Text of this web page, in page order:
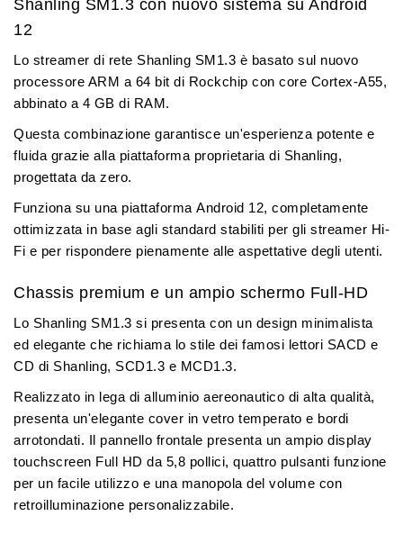
Shanling SM1.3 con nuovo sistema su Android
12
Lo streamer di rete Shanling SM1.3 è basato sul nuovo
processore ARM a 64 bit di Rockchip con core Cortex-A55,
abbinato a 4 GB di RAM.
Questa combinazione garantisce un'esperienza potente e
fluida grazie alla piattaforma proprietaria di Shanling,
progettata da zero.
Funziona su una piattaforma Android 12, completamente
ottimizzata in base agli standard stabiliti per gli streamer Hi-
Fi e per rispondere pienamente alle aspettative degli utenti.
Chassis premium e un ampio schermo Full-HD
Lo Shanling SM1.3 si presenta con un design minimalista
ed elegante che richiama lo stile dei famosi lettori SACD e
CD di Shanling, SCD1.3 e MCD1.3.
Realizzato in lega di alluminio aereonautico di alta qualità,
presenta un'elegante cover in vetro temperato e bordi
arrotondati. Il pannello frontale presenta un ampio display
touchscreen Full HD da 5,8 pollici, quattro pulsanti funzione
per un facile utilizzo e una manopola del volume con
retroilluminazione personalizzabile.